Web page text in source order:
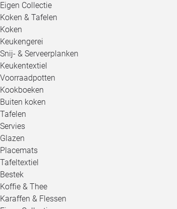
Eigen Collectie
Koken & Tafelen
Koken
Keukengerei
Snij- & Serveerplanken
Keukentextiel
Voorraadpotten
Kookboeken
Buiten koken
Tafelen
Servies
Glazen
Placemats
Tafeltextiel
Bestek
Koffie & Thee
Karaffen & Flessen